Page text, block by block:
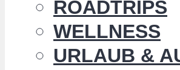
ROADTRIPS
WELLNESS
URLAUB &